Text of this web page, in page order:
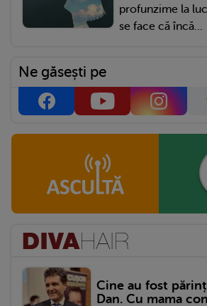
profunzime la
se face că încă...
Ne găsești pe
Cine au fost
Dan. Cu mama